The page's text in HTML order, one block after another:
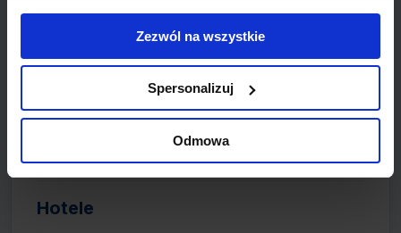
Zezwól na wszystkie
Spersonalizuj
Odmowa
Informacja lotniskowa
Punkt informacyjny dla turystów jest czynny
24 na dobę, 7 dni w tygodniu i znajduje się w
terminalu pasażerskim. Informacja jest
Hotele